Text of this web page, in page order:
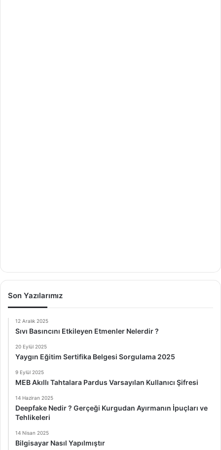
Son Yazılarımız
12 Aralık 2025
Sıvı Basıncını Etkileyen Etmenler Nelerdir ?
20 Eylül 2025
Yaygın Eğitim Sertifika Belgesi Sorgulama 2025
9 Eylül 2025
MEB Akıllı Tahtalara Pardus Varsayılan Kullanıcı Şifresi
14 Haziran 2025
Deepfake Nedir ? Gerçeği Kurgudan Ayırmanın İpuçları ve
Tehlikeleri
14 Nisan 2025
Bilgisayar Nasıl Yapılmıştır